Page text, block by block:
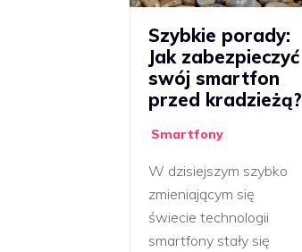
Szybkie porady:
Jak zabezpieczyć
swój smartfon
przed kradzieżą?
Smartfony
W dzisiejszym szybko
zmieniającym się
świecie technologii
smartfony stały się